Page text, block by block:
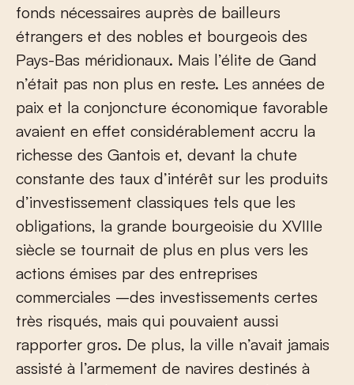
fonds nécessaires auprès de bailleurs
étrangers et des nobles et bourgeois des
Pays-Bas méridionaux. Mais l’élite de Gand
n’était pas non plus en reste. Les années de
paix et la conjoncture économique favorable
avaient en effet considérablement accru la
richesse des Gantois et, devant la chute
constante des taux d’intérêt sur les produits
d’investissement classiques tels que les
obligations, la grande bourgeoisie du XVIIIe
siècle se tournait de plus en plus vers les
actions émises par des entreprises
commerciales –des investissements certes
très risqués, mais qui pouvaient aussi
rapporter gros. De plus, la ville n’avait jamais
assisté à l’armement de navires destinés à